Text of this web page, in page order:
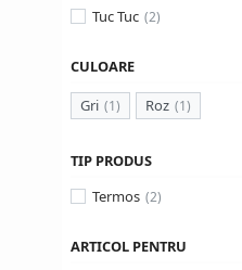
Tuc Tuc
CULOARE
Gri
Roz
TIP PRODUS
Termos
ARTICOL PENTRU